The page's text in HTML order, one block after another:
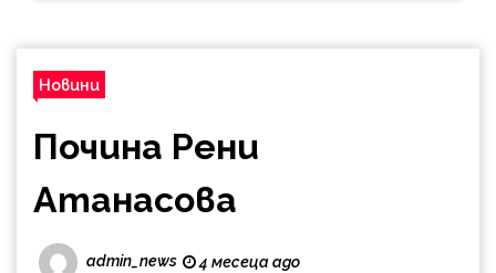
Новини
Почина Рени
Атанасова
admin_news 4 месеца ago